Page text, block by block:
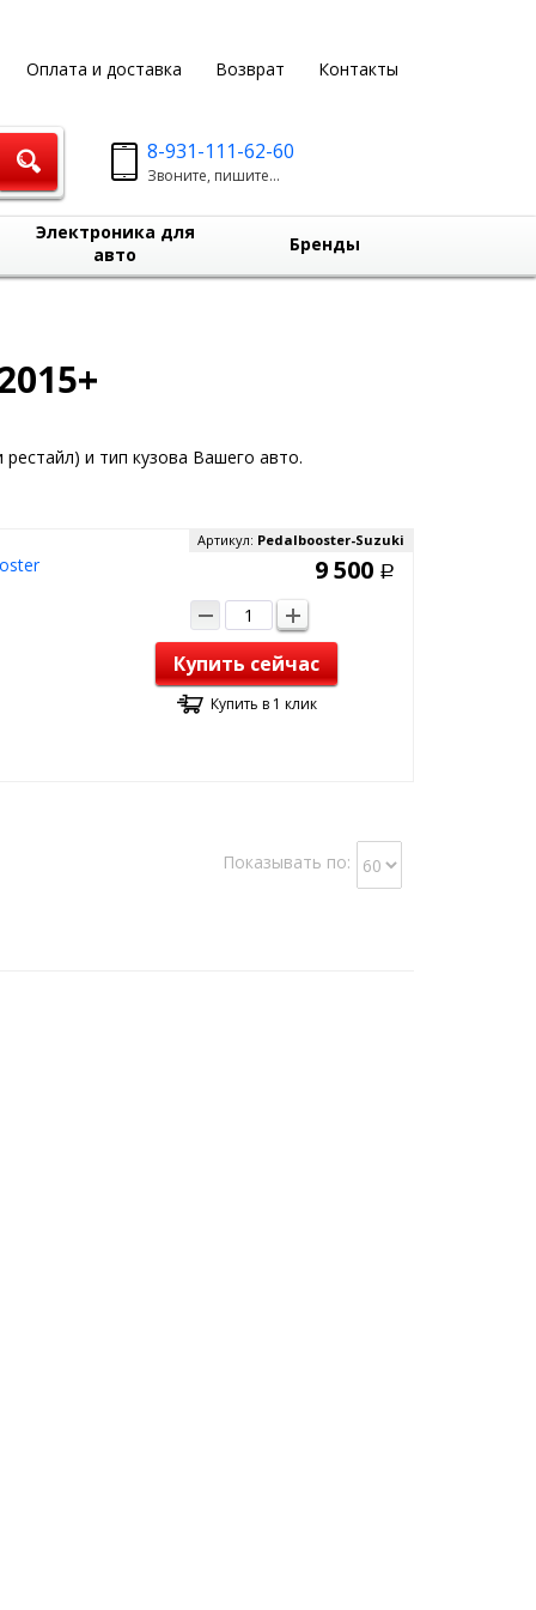
Оплата и доставка Возврат Контакты
8-931-111-62-60
Звоните, пишите...
Электроника для
авто
Бренды
и тип кузова Вашего авто.
Артикул: Pedalbooster-Suzuki
9 500 Р
Купить сейчас
Купить в 1 клик
Показывать по: